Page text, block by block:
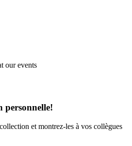
our events
personnelle!
et montrez-les à vos collègues